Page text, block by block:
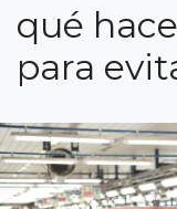
qué
para